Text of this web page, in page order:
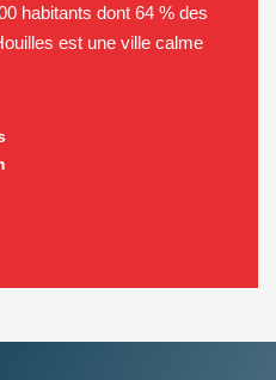
habitants dont 64 % des
est une ville calme